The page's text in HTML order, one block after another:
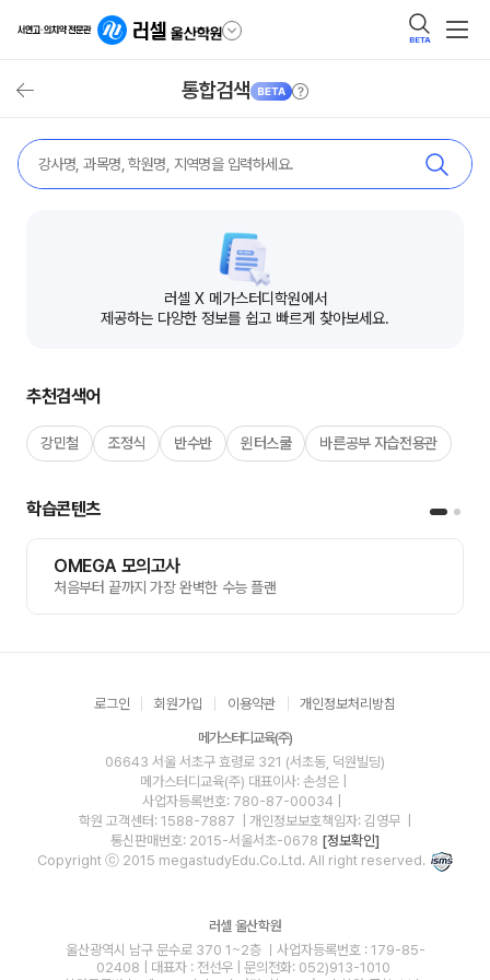
BETA
뒤로가기 통합검색 안내
검색
러셀 X 메가스터디학원에서
제공하는 다양한 정보를 쉽고 빠르게 찾아보세요.
추천검색어
강민철 조정식 반수반 윈터스쿨 바른공부 자습전용관
학습콘텐츠
처음부터 끝까지 가장 완벽한 수능 플랜
OMEGA 모의고사
로그인 회원가입 이용약관 개인정보처리방침
메가스터디교육(주)
06643 서울 서초구 효령로 321 (서초동, 덕원빌딩)
메가스터디교육(주) 대표이사: 손성은 |
사업자등록번호: 780-87-00034
학원 고객센터: 1588-7887
| 개인정보보호책임자: 김영무
통신판매번호: 2015-서울서초-0678 [정보확인]
Copyright ⓒ 2015 megastudyEdu.Co.Ltd. All right reserved.
러셀 울산학원
울산광역시 남구 문수로 370 1~2층 ㅣ사업자등록번호 : 179-85-
02408 | 대표자 : 전선우 | 문의전화: 052)913-1010